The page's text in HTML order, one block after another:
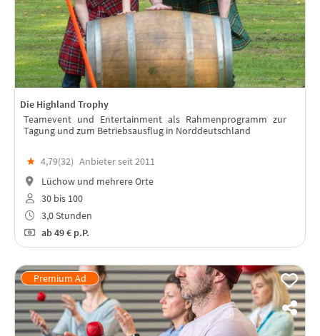
Die Highland Trophy
Teamevent und Entertainment als Rahmenprogramm zur
Tagung und zum Betriebsausflug in Norddeutschland
★ 4,79(32) Anbieter seit 2011
Lüchow und mehrere Orte
30 bis 100
3,0 Stunden
ab49 € p.P.